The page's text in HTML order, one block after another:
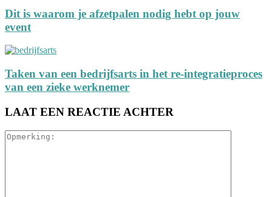
Dit is waarom je afzetpalen nodig hebt op jouw
event
Taken van een bedrijfsarts in het re-integratieproces
van een zieke werknemer
LAAT EEN REACTIE ACHTER